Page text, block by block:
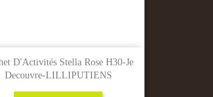
D'Activités Stella Rose H30-Je
Decouvre-LILLIPUTIENS